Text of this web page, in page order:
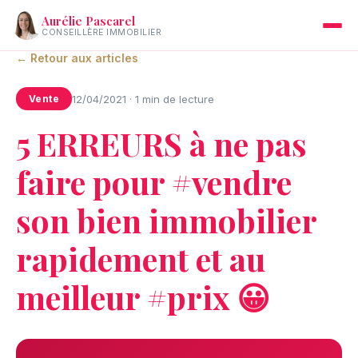
Aurélie Pascarel
CONSEILLÈRE IMMOBILIER
← Retour aux articles
Vente 12/04/2021 · 1 min de lecture
5 ERREURS à ne pas
faire pour #vendre
son bien immobilier
rapidement et au
meilleur #prix 😀